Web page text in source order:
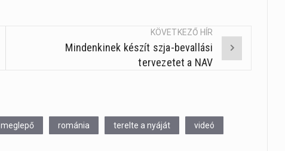
KÖVETKEZŐ HÍR
Mindenkinek készít szja-bevallási
tervezetet a NAV
meglepő románia terelte a nyáját videó